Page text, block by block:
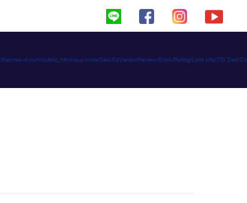
d.com/public_html/app/code/Ced/CsVendorReview/Block/Rating/Lists.php(72):